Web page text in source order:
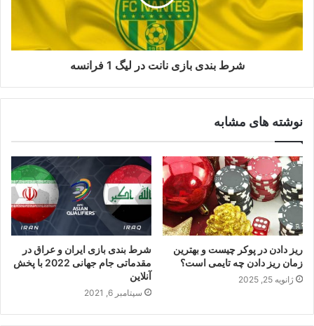
شرط بندی بازی نانت در لیگ 1 فرانسه
نوشته های مشابه
ریز دادن در پوکر چیست و بهترین
زمان ریز دادن چه تایمی است؟
ژانویه 25, 2025
شرط بندی بازی ایران و عراق در
مقدماتی جام جهانی 2022 با پخش
آنلاین
سپتامبر 6, 2021